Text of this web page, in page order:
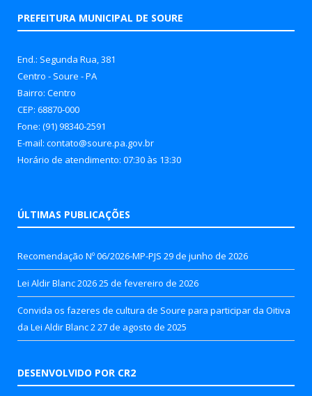
PREFEITURA MUNICIPAL DE SOURE
End.: Segunda Rua, 381
Centro - Soure - PA
Bairro: Centro
CEP: 68870-000
Fone: (91) 98340-2591
E-mail: contato@soure.pa.gov.br
Horário de atendimento: 07:30 às 13:30
ÚLTIMAS PUBLICAÇÕES
Recomendação Nº 06/2026-MP-PJS 29 de junho de 2026
Lei Aldir Blanc 202625 de fevereiro de 2026
Convida os fazeres de cultura de Soure para participar da Oitiva
da Lei Aldir Blanc 2 27 de agosto de 2025
DESENVOLVIDO POR CR2